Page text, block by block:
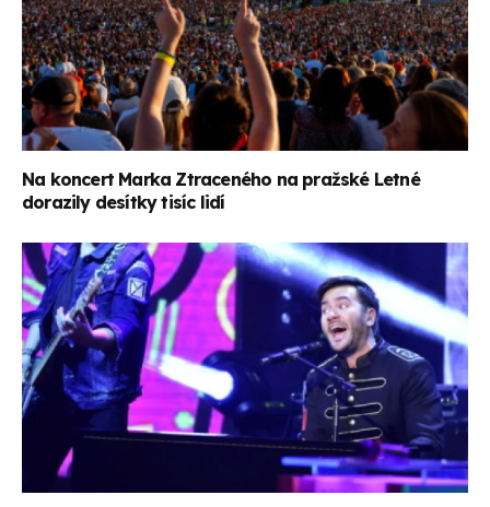
Na koncert Marka Ztraceného na pražské Letné
dorazily desítky tisíc lidí